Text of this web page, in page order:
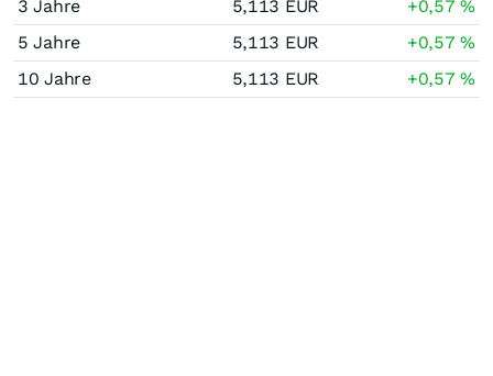
3 Jahre
5,113 EUR +0,57%
5 Jahre
5,113 EUR +0,57%
10 Jahre
5,113 EUR +0,57%